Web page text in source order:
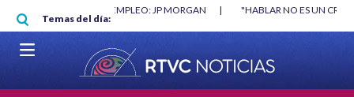
Pasar al contenido principal
Temas del día:
"HABLAR NO ES UN CRIMEN": CARTA DE BETO CORAL |